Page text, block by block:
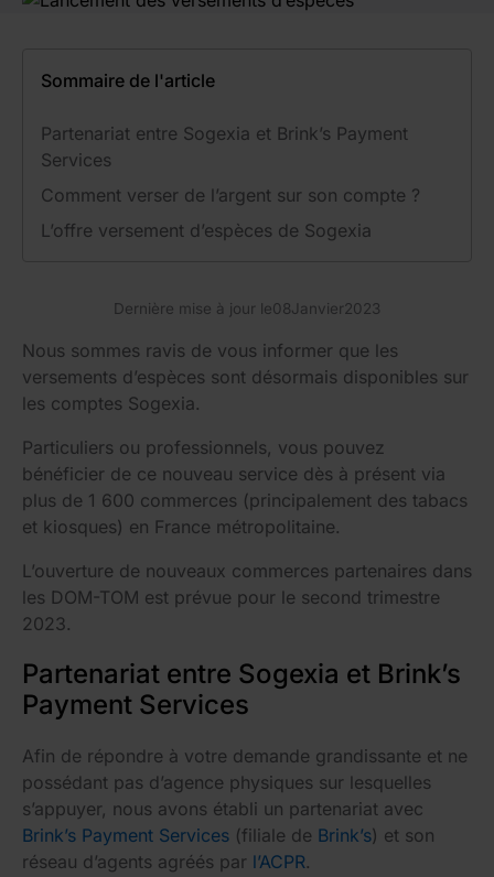
Sommaire de l'article
Partenariat entre Sogexia et Brink’s Payment
Services
Comment verser de l’argent sur son compte ?
L’offre versement d’espèces de Sogexia
Dernière mise à jour le08Janvier2023
Nous sommes ravis de vous informer que les
versements d’espèces sont désormais disponibles sur
les comptes Sogexia.
Particuliers ou professionnels, vous pouvez
bénéficier de ce nouveau service dès à présent via
plus de 1 600 commerces (principalement des tabacs
et kiosques) en France métropolitaine.
L’ouverture de nouveaux commerces partenaires dans
les DOM-TOM est prévue pour le second trimestre
2023.
Partenariat entre Sogexia et Brink’s
Payment Services
Afin de répondre à votre demande grandissante et ne
possédant pas d’agence physiques sur lesquelles
s’appuyer, nous avons établi un partenariat avec
Brink’s Payment Services (filiale de Brink’s) et son
réseau d’agents agréés par l’ACPR.